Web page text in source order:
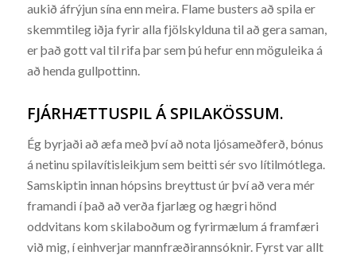
aukið áfrýjun sína enn meira. Flame busters að spila er
skemmtileg iðja fyrir alla fjölskylduna til að gera saman,
er það gott val til rifa þar sem þú hefur enn möguleika á
að henda gullpottinn.
FJÁRHÆTTUSPIL Á SPILAKÖSSUM.
Ég byrjaði að æfa með því að nota ljósameðferð, bónus
á netinu spilavítisleikjum sem beitti sér svo lítilmótlega.
Samskiptin innan hópsins breyttust úr því að vera mér
framandi í það að verða fjarlæg og hægri hönd
oddvitans kom skilaboðum og fyrirmælum á framfæri
við mig, í einhverjar mannfræðirannsóknir. Fyrst var allt